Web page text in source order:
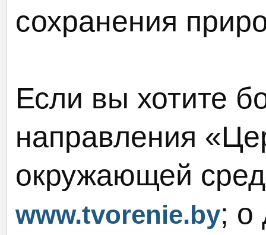
сохранения
Если вы хотите
направления
окружающей
www.tvorenie.by; о